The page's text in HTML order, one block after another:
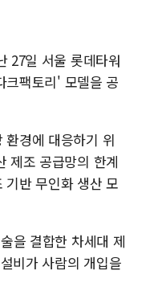
27일 서울 롯데타워
팩토리' 모델을 공
경에 대응하기 위
제조 공급망의 한계
기반 무인화 생산 모
을 결합한 차세대 제
비가 사람의 개입을